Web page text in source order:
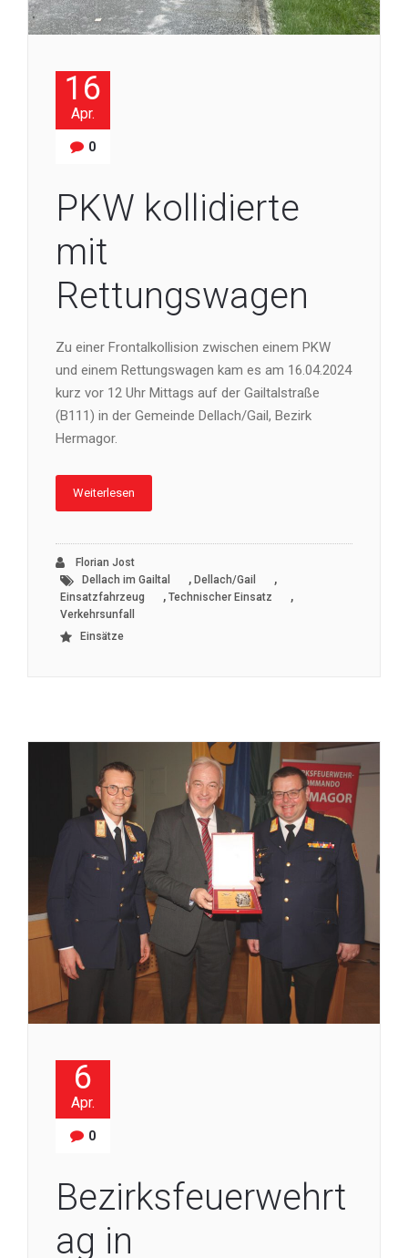
16
Apr.
0
PKW kollidierte
mit
Rettungswagen
Zu einer Frontalkollision zwischen einem PKW
und einem Rettungswagen kam es am 16.04.2024
kurz vor 12 Uhr Mittags auf der Gailtalstraße
(B111) in der Gemeinde Dellach/Gail, Bezirk
Hermagor.
Weiterlesen
Florian Jost
Dellach im Gailtal
, Dellach/Gail ,
Einsatzfahrzeug , Technischer Einsatz ,
Verkehrsunfall
Einsätze
6
Apr.
0
Bezirksfeuerwehrt
ag in